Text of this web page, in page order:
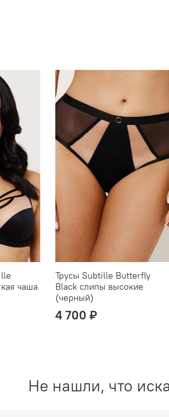
чаша
Трусы Subtille Butterfly
Black слипы высокие
(черный)
4 700 ₽
Не нашли, что